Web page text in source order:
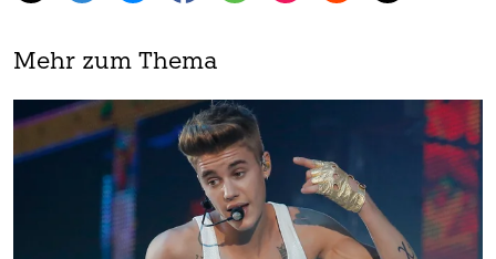
Mehr zum Thema